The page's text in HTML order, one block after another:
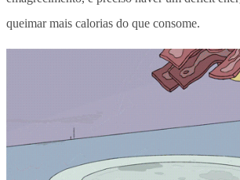
queimar mais calorias do que consome.